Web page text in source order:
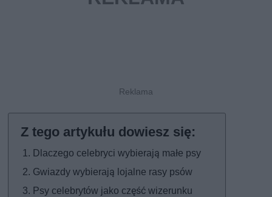
Dlaczego celebryci wybierają małe psy
Gwiazdy wybierają lojalne rasy psów
Psy celebrytów jako część wizerunku